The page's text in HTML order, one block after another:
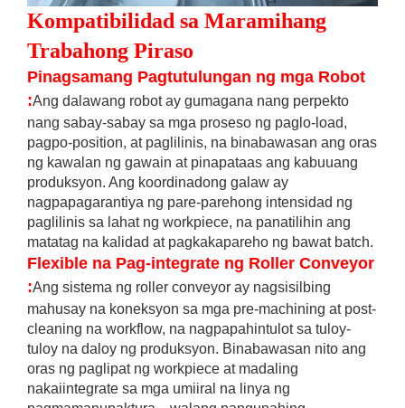
Kompatibilidad sa Maramihang
Trabahong Piraso
Pinagsamang Pagtutulungan ng mga Robot
:Ang dalawang robot ay gumagana nang perpekto
nang sabay-sabay sa mga proseso ng paglo-load,
pagpo-position, at paglilinis, na binabawasan ang oras
ng kawalan ng gawain at pinapataas ang kabuuang
produksyon. Ang koordinadong galaw ay
nagpapagarantiya ng pare-parehong intensidad ng
paglilinis sa lahat ng workpiece, na panatilihin ang
matatag na kalidad at pagkakapareho ng bawat batch.
Flexible na Pag-integrate ng Roller Conveyor
:Ang sistema ng roller conveyor ay nagsisilbing
mahusay na koneksyon sa mga pre-machining at post-
cleaning na workflow, na nagpapahintulot sa tuloy-
tuloy na daloy ng produksyon. Binabawasan nito ang
oras ng paglipat ng workpiece at madaling
nakaiintegrate sa mga umiiral na linya ng